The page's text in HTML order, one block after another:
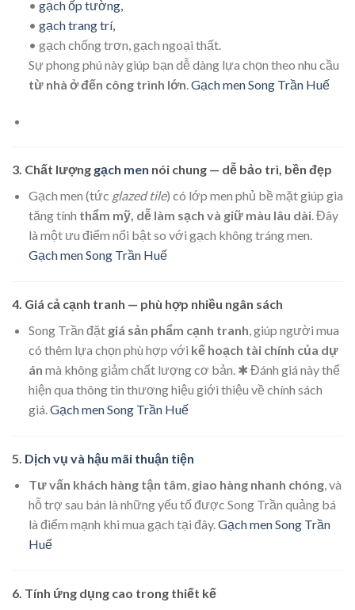
• gạch ốp tường,
• gạch trang trí,
• gạch chống trơn, gạch ngoại thất.
Sự phong phú này giúp bạn dễ dàng lựa chọn theo nhu cầu
từ nhà ở đến công trình lớn.Gạch men Song Trần Huế
3. Chất lượng gạch men nói chung — dễ bảo trì, bền đẹp
Gạch men (tức glazed tile) có lớp men phủ bề mặt giúp gia
tăng tính thẩm mỹ, dễ làm sạch và giữ màu lâu dài. Đây
là một ưu điểm nổi bật so với gạch không tráng men.
Gạch men Song Trần Huế
4. Giá cả cạnh tranh — phù hợp nhiều ngân sách
Song Trần đặt giá sản phẩm cạnh tranh, giúp người mua
có thêm lựa chọn phù hợp với kế hoạch tài chính của dự
án mà không giảm chất lượng cơ bản. ✱ Đánh giá này thể
hiện qua thông tin thương hiệu giới thiệu về chính sách
giá.Gạch men Song Trần Huế
5. Dịch vụ và hậu mãi thuận tiện
Tư vấn khách hàng tận tâm, giao hàng nhanh chóng, và
hỗ trợ sau bán là những yếu tố được Song Trần quảng bá
là điểm mạnh khi mua gạch tại đây.Gạch men Song Trần
Huế
6. Tính ứng dụng cao trong thiết kế